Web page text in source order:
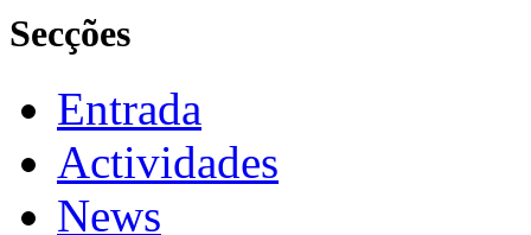
Secções
Entrada
Actividades
News